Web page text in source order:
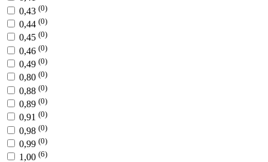
0,43 (0)
0,44 (0)
0,45 (0)
0,46 (0)
0,49 (0)
0,80 (0)
0,88 (0)
0,89 (0)
0,91 (0)
0,98 (0)
0,99 (0)
1,00 (6)